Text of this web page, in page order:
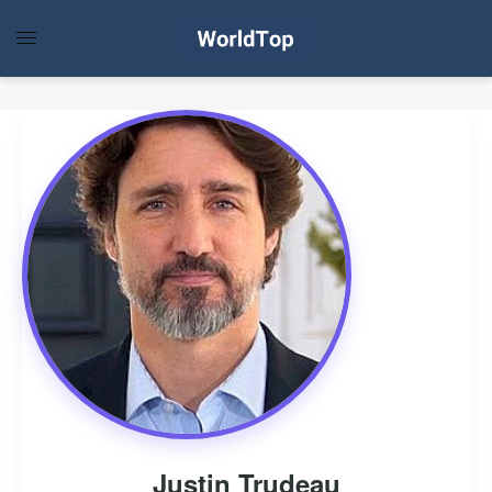
Justin Trudeau